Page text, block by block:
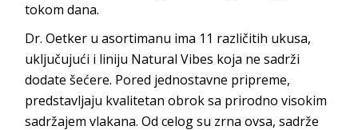
tokom dana.
Dr. Oetker u asortimanu ima 11 različitih ukusa,
uključujući i liniju Natural Vibes koja ne sadrži
dodate šećere. Pored jednostavne pripreme,
predstavljaju kvalitetan obrok sa prirodno visokim
sadržajem vlakana. Od celog su zrna ovsa, sadrže